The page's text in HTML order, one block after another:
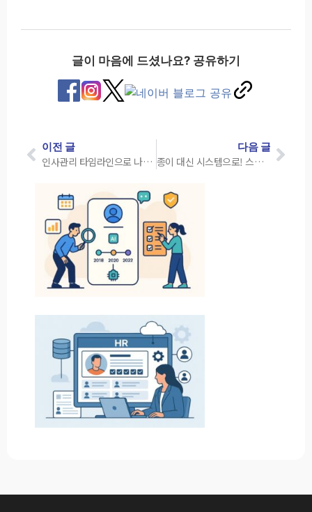
글이 마음에 드셨나요? 공유하기
이전 글
인사관리 타임라인으로 나의 커리어를 한눈에 보는 스마트 인사관리 시스템
다음 글
종이 대신 시스템으로! 스마트한 인사카드 관리 방법